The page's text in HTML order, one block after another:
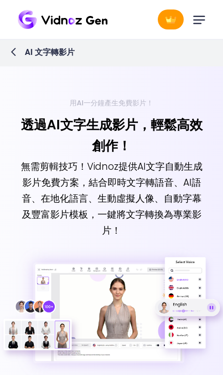
AI 文字轉影片
用AI一分鐘產生免費影片！
透過AI文字生成影片，輕鬆高效
創作！
無需剪輯技巧！Vidnoz提供AI文字自動生成
影片免費方案，結合即時文字轉語音、AI語
音、在地化語言、生動虛擬人像、自動字幕
及豐富影片模板，一鍵將文字轉換為專業影
片！